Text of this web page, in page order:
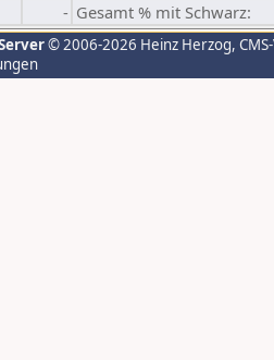
- Gesamt % mit Schwarz:
© 2006-2026 Heinz Herzog,